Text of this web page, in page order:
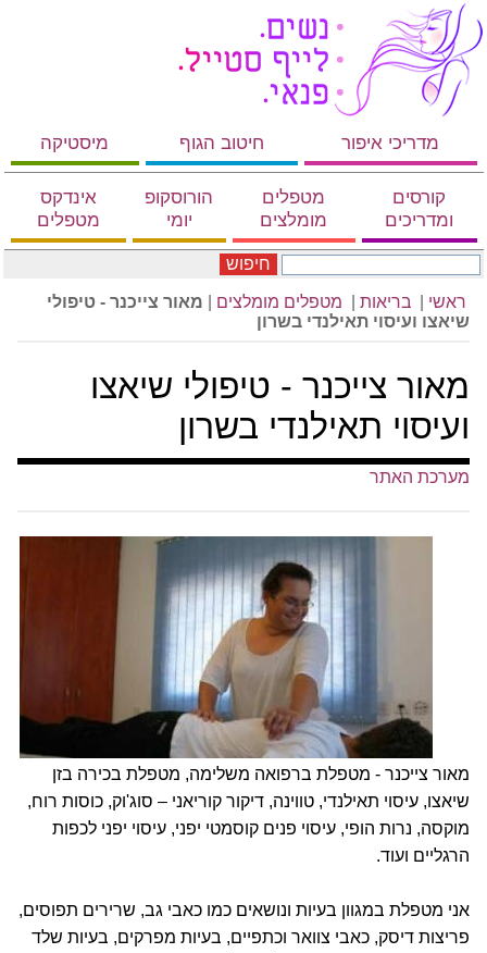
מדריכי איפור חיטוב הגוף מיסטיקה
קורסים
ומדריכים
מטפלים
מומלצים
הורוסקופ
יומי
אינדקס
מטפלים
חיפוש
ראשי בריאות מטפלים מומלצים
מאור צייכנר - טיפולי
שיאצו ועיסוי תאילנדי בשרון
מאור צייכנר - טיפולי שיאצו
ועיסוי תאילנדי בשרון
מערכת האתר
מאור צייכנר - מטפלת ברפואה משלימה, מטפלת בכירה בזן
שיאצו, עיסוי תאילנדי, טווינה, דיקור קוריאני – סוג'וק, כוסות רוח,
מוקסה, נרות הופי, עיסוי פנים קוסמטי יפני, עיסוי יפני לכפות
הרגליים ועוד.
אני מטפלת במגוון בעיות ונושאים כמו כאבי גב, שרירים תפוסים,
פריצות דיסק, כאבי צוואר וכתפיים, בעיות מפרקים, בעיות שלד